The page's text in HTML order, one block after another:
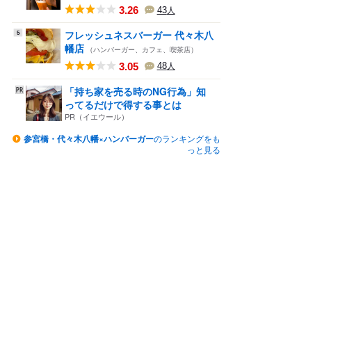
3.26 43人
5
フレッシュネスバーガー 代々木八
幡店 （ハンバーガー、カフェ、喫茶店）
3.05 48人
「持ち家を売る時のNG行為」知
ってるだけで得する事とは
PR（イエウール）
参宮橋・代々木八幡×ハンバーガーのランキングをも
っと見る